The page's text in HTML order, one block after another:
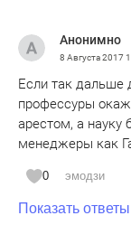
Анонимно
8 Августа 2017
Если так дальше
профессуры
арестом, а науку
менеджеры как
0 эмодзи
Показать